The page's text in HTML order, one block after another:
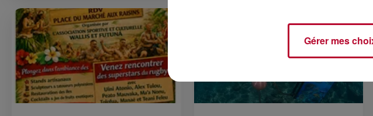
Gérer mes